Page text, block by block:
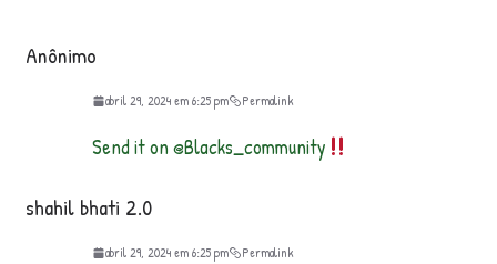
Anônimo
abril 29, 2024 em 6:25 pm Permalink
Send it on @Blacks_community
shahil bhati 2.0
abril 29, 2024 em 6:25 pm Permalink